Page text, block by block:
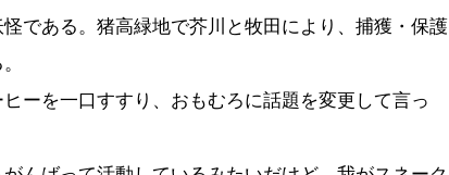
である。猪高緑地で芥川と牧田により、捕獲・保護
ーを一口すすり、おもむろに話題を変更して言っ